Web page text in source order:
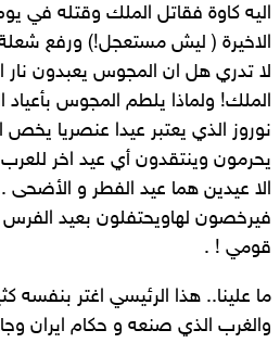
الاخيرة ( ليش مستعجل!) ورفع شعلة
لا تدري هل ان المجوس يعبدون نار
الملك! ولماذا يلطم المجوس بأعياد
نوروز الذي يعتبر عيدا عنصريا يخص
يحرمون وينتقدون أي عيد اخر
الا عيدين هما عيد الفطر و الأضحى
فيرخصون لهاويحتفلون بعيد الفرس
قومي ! .
ما علينا.. هذا الرئيسي اغتر بنفسه
والغرب الذي صنعه و حكام ايران